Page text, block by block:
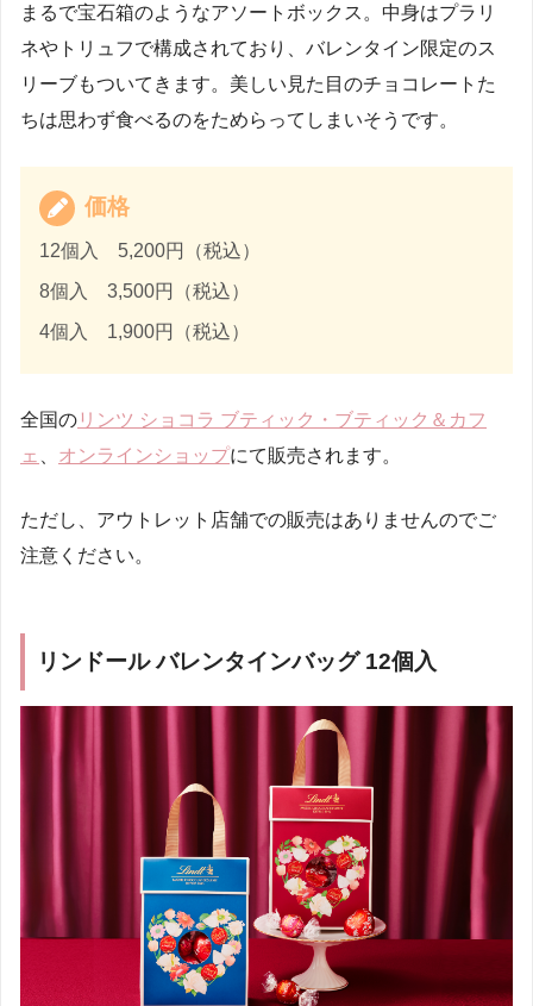
まるで宝石箱のようなアソートボックス。中身はプラリ
ネやトリュフで構成されており、バレンタイン限定のス
リーブもついてきます。美しい見た目のチョコレートた
ちは思わず食べるのをためらってしまいそうです。
価格
12個入 5,200円（税込）
8個入 3,500円（税込）
4個入 1,900円（税込）
全国の リンツ ショコラ ブティック・ブティック＆カフ
ェ
オンラインショップにて販売されます。
ただし、アウトレット店舗での販売はありませんのでご
注意ください。
リンドール バレンタインバッグ 12個入